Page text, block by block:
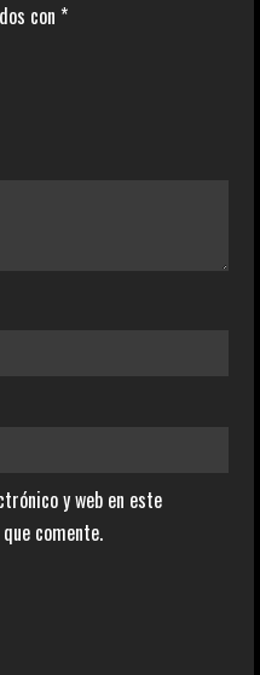
con *
y web en este
comente.